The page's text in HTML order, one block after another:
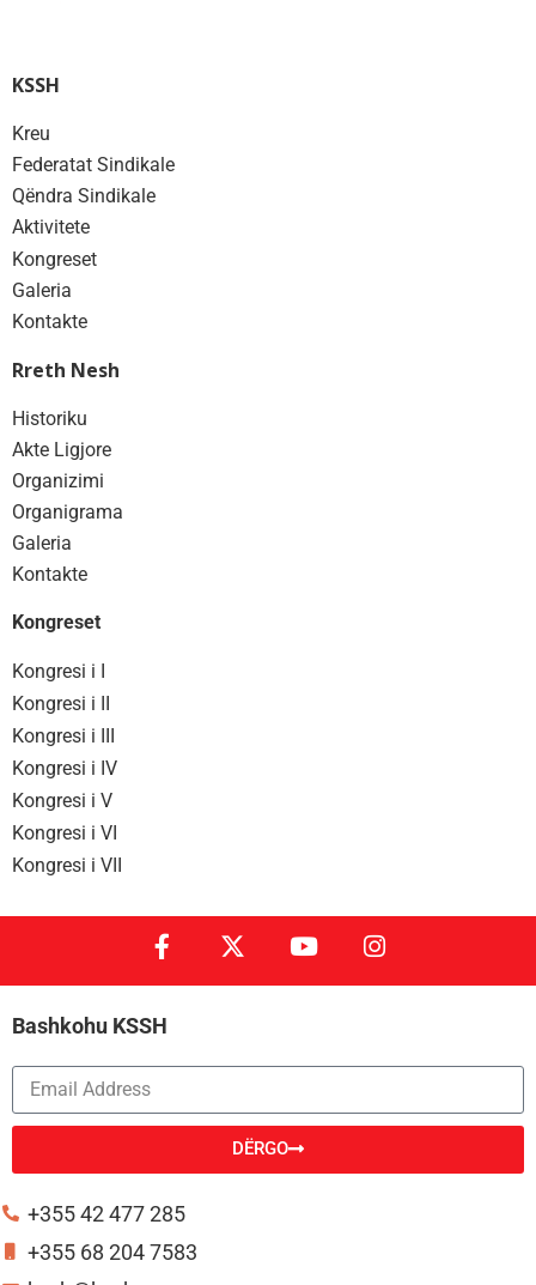
KSSH
Kreu
Federatat Sindikale
Qëndra Sindikale
Aktivitete
Kongreset
Galeria
Kontakte
Rreth Nesh
Historiku
Akte Ligjore
Organizimi
Organigrama
Galeria
Kontakte
Kongreset
Kongresi i I
Kongresi i II
Kongresi i III
Kongresi i IV
Kongresi i V
Kongresi i VI
Kongresi i VII
Bashkohu KSSH
DËRGO
+355 42 477 285
+355 68 204 7583